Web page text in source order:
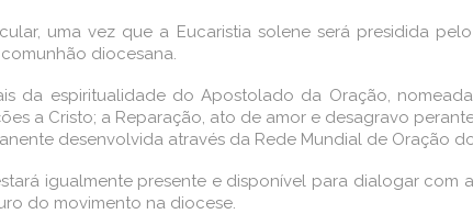
uma vez que a Eucaristia solene será presidida
diocesana.
da espiritualidade do Apostolado da Oração,
a Cristo; a Reparação, ato de amor e desagravo
desenvolvida através da Rede Mundial de Oração
igualmente presente e disponível para dialogar com
do movimento na diocese.